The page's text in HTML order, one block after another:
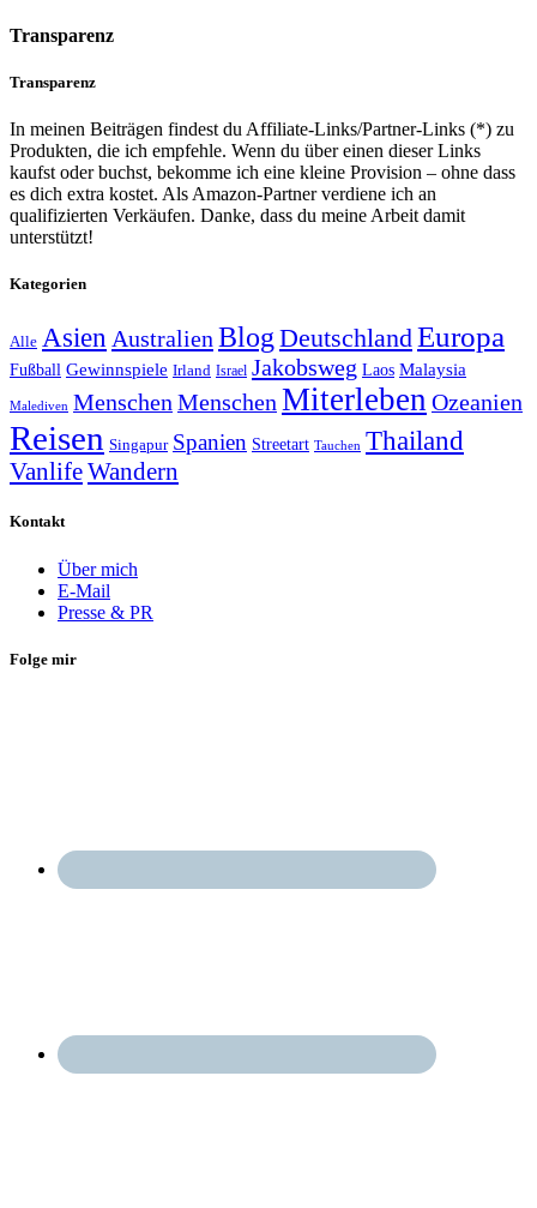
Transparenz
Transparenz
In meinen Beiträgen findest du Affiliate-Links/Partner-Links (*) zu
Produkten, die ich empfehle. Wenn du über einen dieser Links
kaufst oder buchst, bekomme ich eine kleine Provision – ohne dass
es dich extra kostet. Als Amazon-Partner verdiene ich an
qualifizierten Verkäufen. Danke, dass du meine Arbeit damit
unterstützt!
Kategorien
Alle Asien Australien BlogDeutschlandEuropa
Fußball Gewinnspiele Irland Israel Jakobsweg Laos Malaysia
Malediven Menschen Menschen Miterleben Ozeanien
Reisen Singapur Spanien Streetart Tauchen Thailand
VanlifeWandern
Kontakt
Über mich
E-Mail
Presse & PR
Folge mir